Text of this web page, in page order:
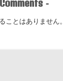
Comments -
ことはありません。